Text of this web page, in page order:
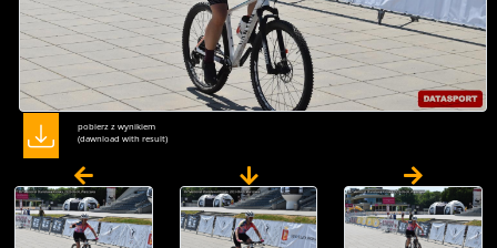
pobierz z wynikiem
(dawnload with result)